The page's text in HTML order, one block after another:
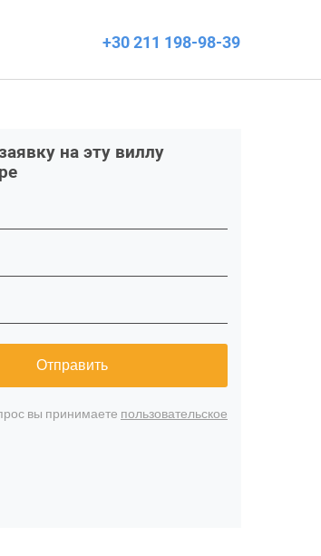
+30 211 198-98-39
на эту виллу
Отправить
вы принимаете пользовательское